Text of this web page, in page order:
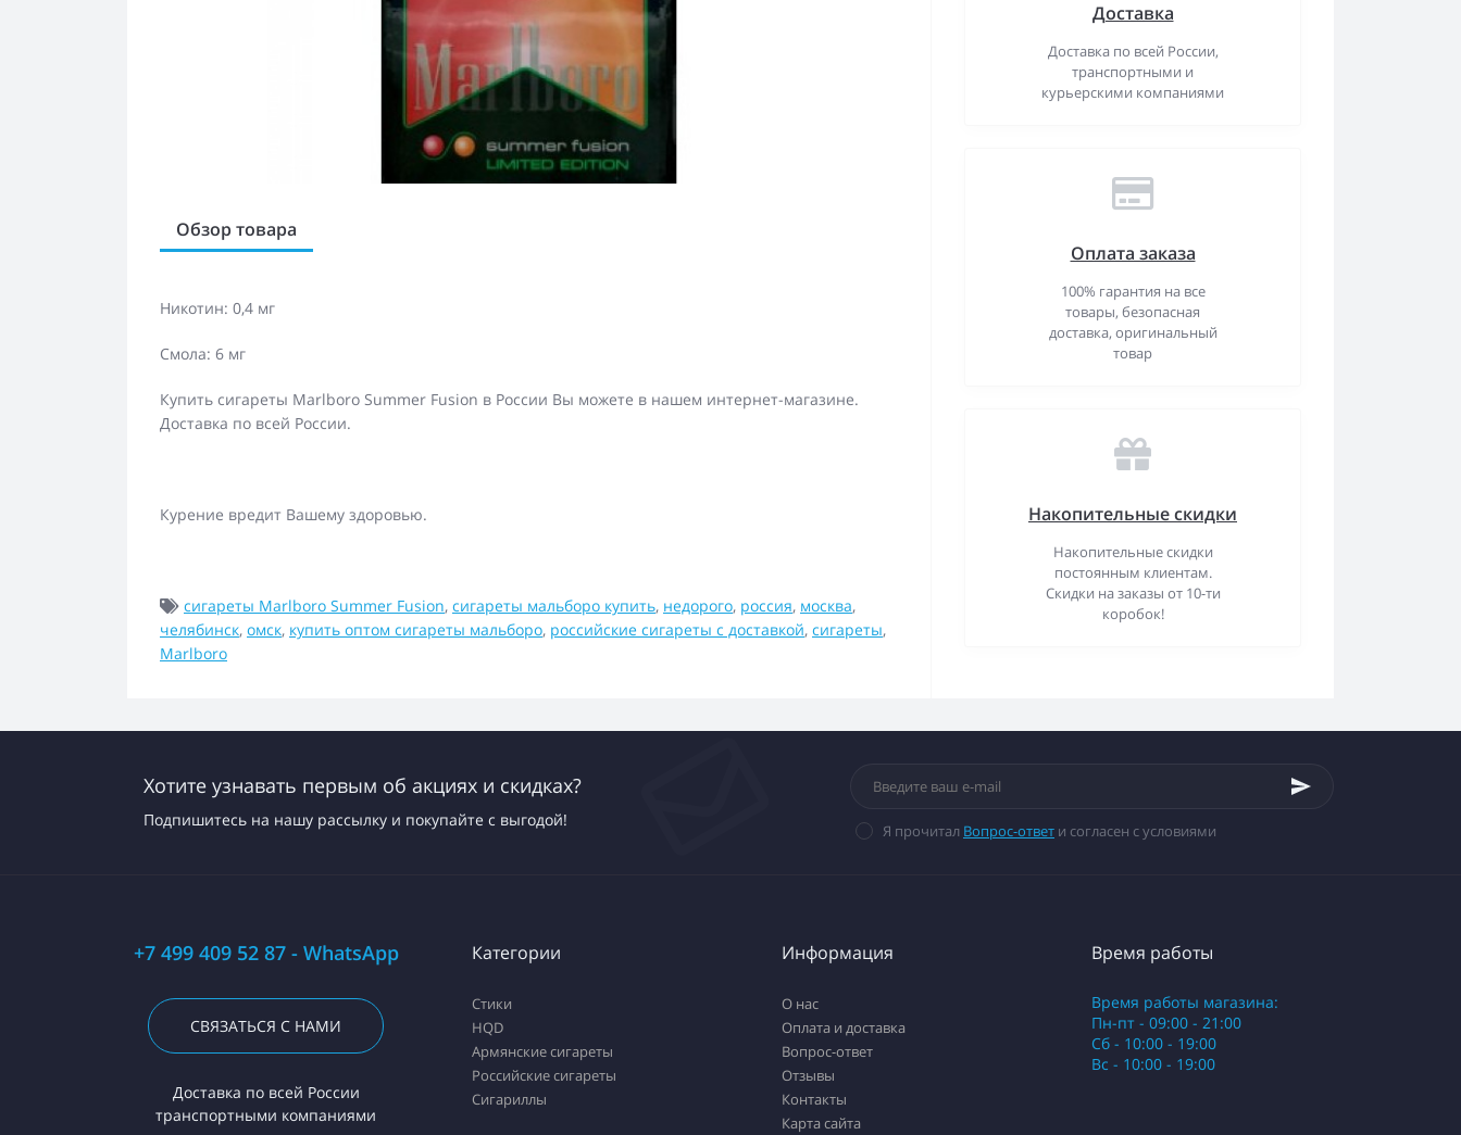
Обзор товара
Никотин: 0,4 мг
Смола: 6 мг
Купить сигареты Marlboro Summer Fusion в России Вы можете в нашем интернет-магазине.
Доставка по всей России.
Курение вредит Вашему здоровью.
сигареты Marlboro Summer Fusion, сигареты мальборо купить, недорого, россия, москва,
челябинск, омск, купить оптом сигареты мальборо, российские сигареты с доставкой, сигареты,
Marlboro
Доставка
Доставка по всей России,
транспортными и
курьерскими компаниями
Оплата заказа
100% гарантия на все
товары, безопасная
доставка, оригинальный
товар
Накопительные скидки
Накопительные скидки
постоянным клиентам.
Скидки на заказы от 10-ти
коробок!
Хотите узнавать первым об акциях и скидках?
Подпишитесь на нашу рассылку и покупайте с выгодой!
Я прочитал Вопрос-ответ и согласен с условиями
+7 499 409 52 87 - WhatsApp
СВЯЗАТЬСЯ С НАМИ
Доставка по всей России
транспортными компаниями
Категории
Стики
HQD
Армянские сигареты
Российские сигареты
Сигариллы
Информация
О нас
Оплата и доставка
Вопрос-ответ
Отзывы
Контакты
Карта сайта
Время работы
Время работы магазина:
Пн-пт - 09:00 - 21:00
Сб - 10:00 - 19:00
Вс - 10:00 - 19:00